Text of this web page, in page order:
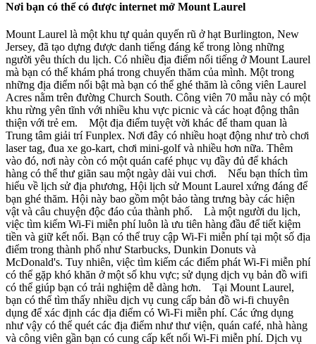
Nơi bạn có thể có được internet mở Mount Laurel
Mount Laurel là một khu tự quản quyến rũ ở hạt Burlington, New
Jersey, đã tạo dựng được danh tiếng đáng kể trong lòng những
người yêu thích du lịch. Có nhiều địa điểm nổi tiếng ở Mount Laurel
mà bạn có thể khám phá trong chuyến thăm của mình. Một trong
những địa điểm nổi bật mà bạn có thể ghé thăm là công viên Laurel
Acres nằm trên đường Church South. Công viên 70 mẫu này có một
khu rừng yên tĩnh với nhiều khu vực picnic và các hoạt động thân
thiện với trẻ em. Một địa điểm tuyệt vời khác để tham quan là
Trung tâm giải trí Funplex. Nơi đây có nhiều hoạt động như trò chơi
laser tag, đua xe go-kart, chơi mini-golf và nhiều hơn nữa. Thêm
vào đó, nơi này còn có một quán café phục vụ đầy đủ để khách
hàng có thể thư giãn sau một ngày dài vui chơi. Nếu bạn thích tìm
hiểu về lịch sử địa phương, Hội lịch sử Mount Laurel xứng đáng để
bạn ghé thăm. Hội này bao gồm một bảo tàng trưng bày các hiện
vật và câu chuyện độc đáo của thành phố. Là một người du lịch,
việc tìm kiếm Wi-Fi miễn phí luôn là ưu tiên hàng đầu để tiết kiệm
tiền và giữ kết nối. Bạn có thể truy cập Wi-Fi miễn phí tại một số địa
điểm trong thành phố như Starbucks, Dunkin Donuts và
McDonald's. Tuy nhiên, việc tìm kiếm các điểm phát Wi-Fi miễn phí
có thể gặp khó khăn ở một số khu vực; sử dụng dịch vụ bản đồ wifi
có thể giúp bạn có trải nghiệm dễ dàng hơn. Tại Mount Laurel,
bạn có thể tìm thấy nhiều dịch vụ cung cấp bản đồ wi-fi chuyên
dụng để xác định các địa điểm có Wi-Fi miễn phí. Các ứng dụng
như vậy có thể quét các địa điểm như thư viện, quán café, nhà hàng
và công viên gần bạn có cung cấp kết nối Wi-Fi miễn phí. Dịch vụ